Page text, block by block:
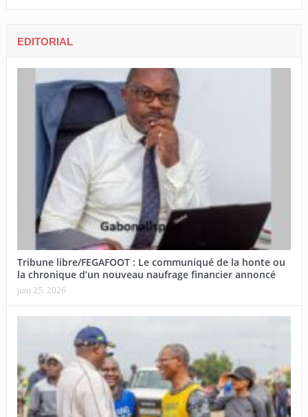
EDITORIAL
Tribune libre/FEGAFOOT : Le communiqué de la honte ou
la chronique d’un nouveau naufrage financier annoncé
juin 25, 2026